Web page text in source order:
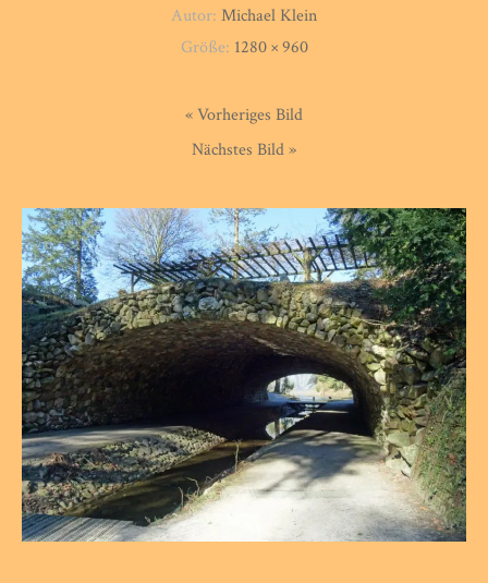
Autor: Michael Klein
Größe: 1280 × 960
« Vorheriges Bild
Nächstes Bild »